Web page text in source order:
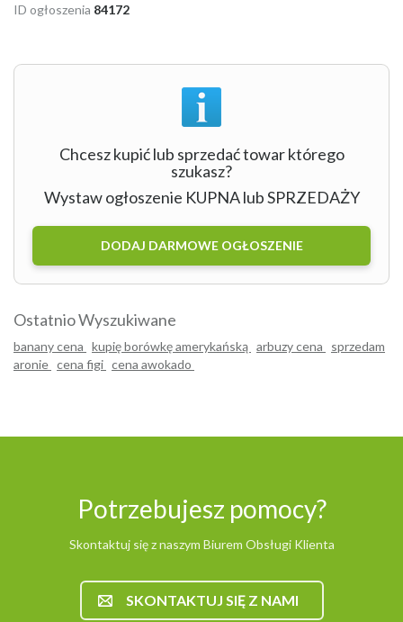
ID ogłoszenia 84172
Chcesz kupić lub sprzedać towar którego
szukasz?
Wystaw ogłoszenie KUPNA lub SPRZEDAŻY
DODAJ DARMOWE OGŁOSZENIE
Ostatnio Wyszukiwane
banany cena kupię borówkę amerykańską arbuzy cena
sprzedam
aronie cena figi cena awokado
Potrzebujesz pomocy?
Skontaktuj się z naszym Biurem Obsługi Klienta
SKONTAKTUJ SIĘ Z NAMI